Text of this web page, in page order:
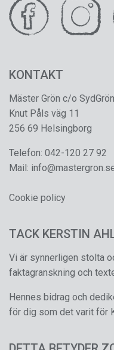
KONTAKT
Mäster Grön c/o
Knut Påls väg 11
256 69 Helsingborg
Telefon: 042-120 27 92
Mail:
Cookie policy
TACK KERSTIN
Vi är synnerligen stolta
faktagranskning och
Hennes bidrag och
för dig som det varit för